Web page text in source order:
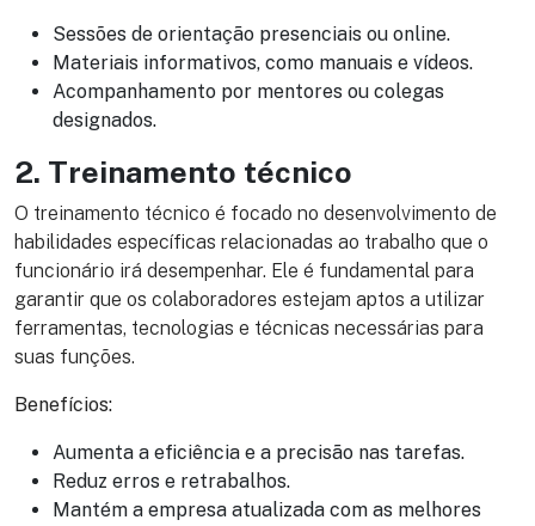
Sessões de orientação presenciais ou online.
Materiais informativos, como manuais e vídeos.
Acompanhamento por mentores ou colegas
designados.
2. Treinamento técnico
O treinamento técnico é focado no desenvolvimento de
habilidades específicas relacionadas ao trabalho que o
funcionário irá desempenhar. Ele é fundamental para
garantir que os colaboradores estejam aptos a utilizar
ferramentas, tecnologias e técnicas necessárias para
suas funções.
Benefícios:
Aumenta a eficiência e a precisão nas tarefas.
Reduz erros e retrabalhos.
Mantém a empresa atualizada com as melhores